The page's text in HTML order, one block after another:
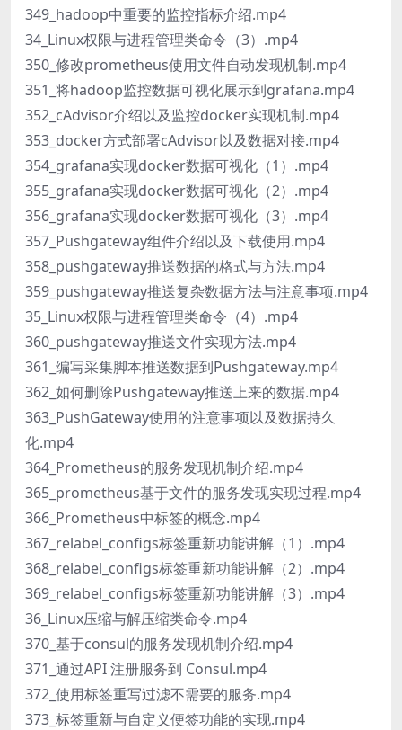
349_hadoop中重要的监控指标介绍.mp4
34_Linux权限与进程管理类命令（3）.mp4
350_修改prometheus使用文件自动发现机制.mp4
351_将hadoop监控数据可视化展示到grafana.mp4
352_cAdvisor介绍以及监控docker实现机制.mp4
353_docker方式部署cAdvisor以及数据对接.mp4
354_grafana实现docker数据可视化（1）.mp4
355_grafana实现docker数据可视化（2）.mp4
356_grafana实现docker数据可视化（3）.mp4
357_Pushgateway组件介绍以及下载使用.mp4
358_pushgateway推送数据的格式与方法.mp4
359_pushgateway推送复杂数据方法与注意事项.mp4
35_Linux权限与进程管理类命令（4）.mp4
360_pushgateway推送文件实现方法.mp4
361_编写采集脚本推送数据到Pushgateway.mp4
362_如何删除Pushgateway推送上来的数据.mp4
363_PushGateway使用的注意事项以及数据持久
化.mp4
364_Prometheus的服务发现机制介绍.mp4
365_prometheus基于文件的服务发现实现过程.mp4
366_Prometheus中标签的概念.mp4
367_relabel_configs标签重新功能讲解（1）.mp4
368_relabel_configs标签重新功能讲解（2）.mp4
369_relabel_configs标签重新功能讲解（3）.mp4
36_Linux压缩与解压缩类命令.mp4
370_基于consul的服务发现机制介绍.mp4
371_通过API 注册服务到 Consul.mp4
372_使用标签重写过滤不需要的服务.mp4
373_标签重新与自定义便签功能的实现.mp4